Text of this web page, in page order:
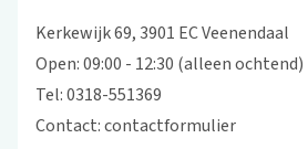
Kerkewijk 69, 3901 EC Veenendaal
Open: 09:00 - 12:30 (alleen ochtend)
Tel: 0318-551369
Contact:contactformulier